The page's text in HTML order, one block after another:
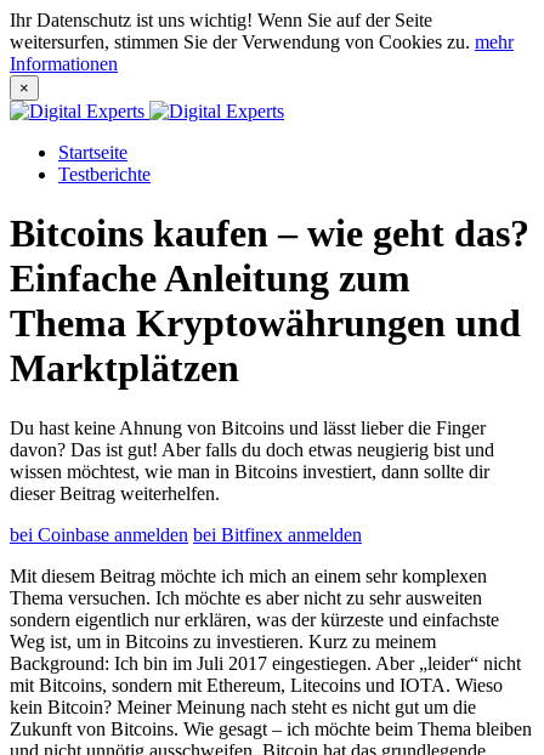
Ihr Datenschutz ist uns wichtig! Wenn Sie auf der Seite
weitersurfen, stimmen Sie der Verwendung von Cookies zu. mehr
Informationen
×
Startseite
Testberichte
Bitcoins kaufen – wie geht das?
Einfache Anleitung zum
Thema Kryptowährungen und
Marktplätzen
Du hast keine Ahnung von Bitcoins und lässt lieber die Finger
davon? Das ist gut! Aber falls du doch etwas neugierig bist und
wissen möchtest, wie man in Bitcoins investiert, dann sollte dir
dieser Beitrag weiterhelfen.
bei Coinbase anmelden bei Bitfinex anmelden
Mit diesem Beitrag möchte ich mich an einem sehr komplexen
Thema versuchen. Ich möchte es aber nicht zu sehr ausweiten
sondern eigentlich nur erklären, was der kürzeste und einfachste
Weg ist, um in Bitcoins zu investieren. Kurz zu meinem
Background: Ich bin im Juli 2017 eingestiegen. Aber „leider“ nicht
mit Bitcoins, sondern mit Ethereum, Litecoins und IOTA. Wieso
kein Bitcoin? Meiner Meinung nach steht es nicht gut um die
Zukunft von Bitcoins. Wie gesagt – ich möchte beim Thema bleiben
und nicht unnötig ausschweifen. Bitcoin hat das grundlegende